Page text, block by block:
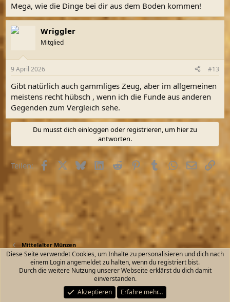
:
Mega, wie die Dinge bei dir aus dem Boden kommen!
Wriggler
Mitglied
9 April 2026 #13
Gibt natürlich auch gammliges Zeug, aber im allgemeinen
meistens recht hübsch , wenn ich die Funde aus anderen
Gegenden zum Vergleich sehe.
Du musst dich einloggen oder registrieren, um hier zu
antworten.
Teilen: Facebook
X (Twitter)
BlueskyLinkedIn
Reddit PinterestTumblrWhatsApp
E-MailLink
Mittelalter Münzen
Kontakt Nutzungsbedingungen
Datenschutz
Start
R
S
Community platform by XenForo® © 2010-2026 XenForo Ltd.
Diese Seite verwendet Cookies, um Inhalte zu personalisieren und dich nach
einem Login angemeldet zu halten, wenn du registriert bist.
Durch die weitere Nutzung unserer Webseite erklärst du dich damit
einverstanden.
Akzeptieren
Erfahre mehr…